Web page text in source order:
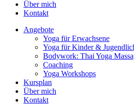
Über mich
Kontakt
Angebote
Yoga für Erwachsene
Yoga für Kinder &
Bodywork: Thai Yoga
Coaching
Yoga Workshops
Kursplan
Über mich
Kontakt